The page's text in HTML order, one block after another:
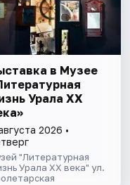
в Музее
Урала ХХ
2026 •
"Литературная
Урала XX века" ул.